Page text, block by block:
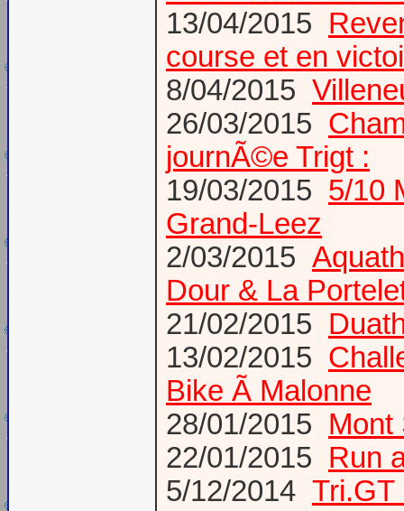
13/04/2015
course et en
8/04/2015
26/03/2015
journÃ©e Trigt :
19/03/2015 5/10
Grand-Leez
2/03/2015
Dour & La
21/02/2015
13/02/2015
Bike Ã Malonne
28/01/2015 Mont
22/01/2015 Run
5/12/2014